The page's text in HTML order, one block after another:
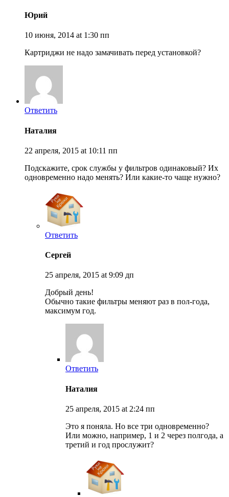
Юрий
10 июня, 2014 at 1:30 пп
Картриджи не надо замачивать перед установкой?
Ответить
Наталия
22 апреля, 2015 at 10:11 пп
Подскажите, срок службы у фильтров одинаковый? Их
одновременно надо менять? Или какие-то чаще нужно?
Ответить
Сергей
25 апреля, 2015 at 9:09 дп
Добрый день!
Обычно такие фильтры меняют раз в пол-года,
максимум год.
Ответить
Наталия
25 апреля, 2015 at 2:24 пп
Это я поняла. Но все три одновременно?
Или можно, например, 1 и 2 через полгода, а
третий и год прослужит?